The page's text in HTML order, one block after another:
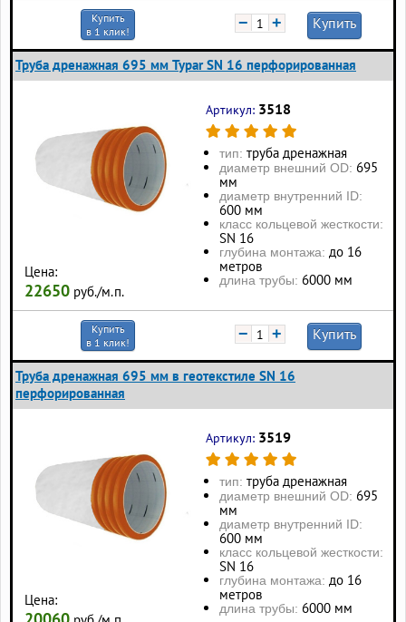
Купить
в 1 клик!
− + Купить
Труба дренажная 695 мм Typar SN 16 перфорированная
Цена:
22650 руб./м.п.
Артикул: 3518
тип: труба дренажная
диаметр внешний OD: 695
мм
диаметр внутренний ID:
600 мм
класс кольцевой жесткости:
SN 16
глубина монтажа: до 16
метров
длина трубы: 6000 мм
Купить
в 1 клик!
− + Купить
Труба дренажная 695 мм в геотекстиле SN 16
перфорированная
Цена:
Артикул: 3519
тип: труба дренажная
диаметр внешний OD: 695
мм
диаметр внутренний ID:
600 мм
класс кольцевой жесткости:
SN 16
глубина монтажа: до 16
метров
длина трубы: 6000 мм